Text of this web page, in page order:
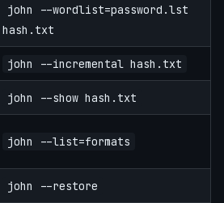
john --wordlist=password.lst
hash.txt
john --incremental hash.txt
john --show hash.txt
john --list=formats
john --restore